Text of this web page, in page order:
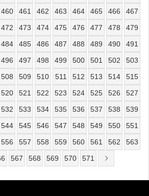
460 461 462 463 464 465 466
467
472 473 474 475 476 477 478
479
484 485 486 487 488 489 490
491
496 497 498 499 500 501 502
503
508 509 510 511 512 513 514
515
520 521 522 523 524 525 526
527
532 533 534 535 536 537 538
539
544 545 546 547 548 549 550
551
556 557 558 559 560 561 562
563
567 568 569 570 571